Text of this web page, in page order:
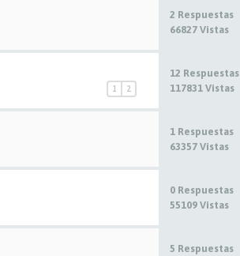
2 Respuestas
66827 Vistas
1 2
12 Respuestas
117831 Vistas
1 Respuestas
63357 Vistas
0 Respuestas
55109 Vistas
5 Respuestas